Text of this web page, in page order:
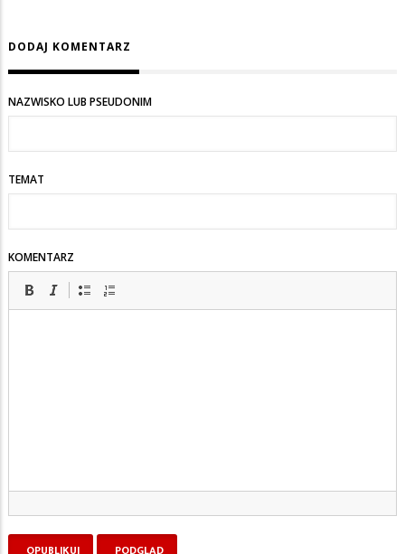
DODAJ KOMENTARZ
NAZWISKO LUB PSEUDONIM
TEMAT
KOMENTARZ